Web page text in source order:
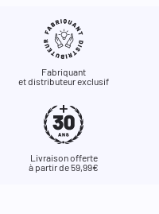
Fabriquant
et distributeur exclusif
Livraison offerte
à partir de 59,99€